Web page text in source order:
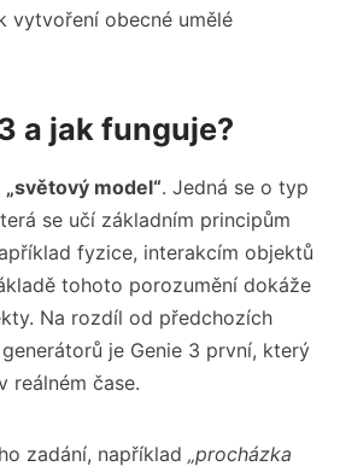
umělé inteligenci (AGI).
omezení, včetně délky
náhledu pro vybrané
vytvoření obecné umělé
a jak funguje?
„světový model“. Jedná se o typ
se učí základním principům
fyzice, interakcím objektů
tohoto porozumění dokáže
Na rozdíl od předchozích
je Genie 3 první, který
reálném čase.
zadání, například „procházka